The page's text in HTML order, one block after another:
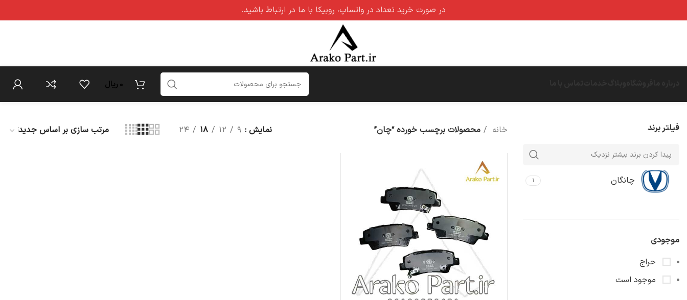
0 ریال
فیلتر برند
چانگان ۱
موجودی
حراج
موجود است
خانه محصولات برچسب خورده “چان” نمایش ۹ ۱۲ ۱۸ ۲۴
در صورت خرید تعداد در واتساپ، روبیکا با ما در ارتباط باشید.